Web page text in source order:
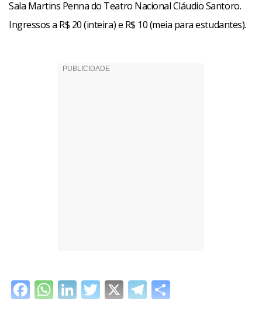
Sala Martins Penna do Teatro Nacional Cláudio Santoro.
Ingressos a R$ 20 (inteira) e R$ 10 (meia para estudantes).
Facebook
WhatsApp
LinkedIn
Twitter
X Telegram